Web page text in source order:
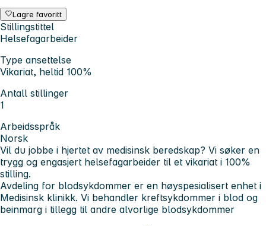
Lagre favoritt
Stillingstittel
Helsefagarbeider
Type ansettelse
Vikariat, heltid 100%
Antall stillinger
1
Arbeidsspråk
Norsk
Vil du jobbe i hjertet av medisinsk beredskap? Vi søker en
trygg og engasjert helsefagarbeider til et vikariat i 100%
stilling.
Avdeling for blodsykdommer er en høyspesialisert enhet i
Medisinsk klinikk. Vi behandler kreftsykdommer i blod og
beinmarg i tillegg til andre alvorlige blodsykdommer